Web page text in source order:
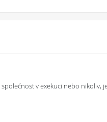
v exekuci nebo nikoliv,